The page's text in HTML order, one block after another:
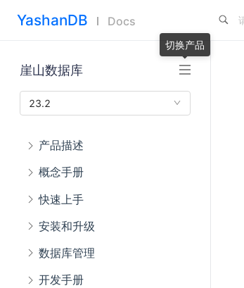
YashanDB Docs
崖山数据库
23.2
产品描述
概念手册
快速上手
安装和升级
数据库管理
开发手册
切换产品